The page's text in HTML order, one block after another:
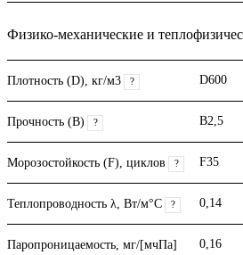
Физико-механические и
Плотность (D), кг/м3 ? D600
Прочность (В) ? B2,5
Морозостойкость (F), циклов ? F35
Теплопроводность λ, Вт/м°С ? 0,14
Паропроницаемость, мг/[мчПа] 0,16